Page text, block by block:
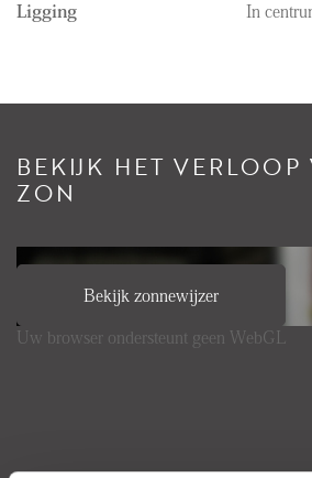
Ligging In
BEKIJK HET VERLOOP
ZON
Bekijk zonnewijzer
Uw browser ondersteunt geen WebGL